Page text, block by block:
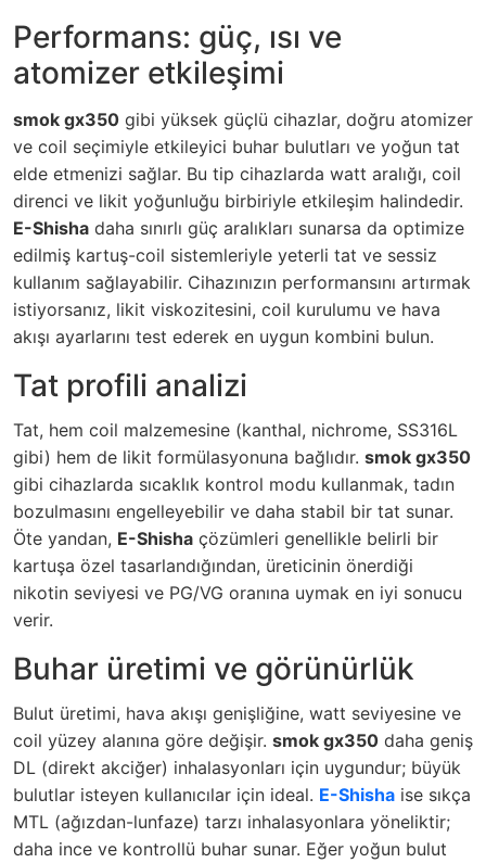
Performans: güç, ısı ve
atomizer etkileşimi
smok gx350 gibi yüksek güçlü cihazlar, doğru atomizer
ve coil seçimiyle etkileyici buhar bulutları ve yoğun tat
elde etmenizi sağlar. Bu tip cihazlarda watt aralığı, coil
direnci ve likit yoğunluğu birbiriyle etkileşim halindedir.
E-Shisha daha sınırlı güç aralıkları sunarsa da optimize
edilmiş kartuş-coil sistemleriyle yeterli tat ve sessiz
kullanım sağlayabilir. Cihazınızın performansını artırmak
istiyorsanız, likit viskozitesini, coil kurulumu ve hava
akışı ayarlarını test ederek en uygun kombini bulun.
Tat profili analizi
Tat, hem coil malzemesine (kanthal, nichrome, SS316L
gibi) hem de likit formülasyonuna bağlıdır. smok gx350
gibi cihazlarda sıcaklık kontrol modu kullanmak, tadın
bozulmasını engelleyebilir ve daha stabil bir tat sunar.
Öte yandan, E-Shisha çözümleri genellikle belirli bir
kartuşa özel tasarlandığından, üreticinin önerdiği
nikotin seviyesi ve PG/VG oranına uymak en iyi sonucu
verir.
Buhar üretimi ve görünürlük
Bulut üretimi, hava akışı genişliğine, watt seviyesine ve
coil yüzey alanına göre değişir. smok gx350 daha geniş
DL (direkt akciğer) inhalasyonları için uygundur; büyük
bulutlar isteyen kullanıcılar için ideal. E-Shisha ise sıkça
MTL (ağızdan-lunfaze) tarzı inhalasyonlara yöneliktir;
daha ince ve kontrollü buhar sunar. Eğer yoğun bulut